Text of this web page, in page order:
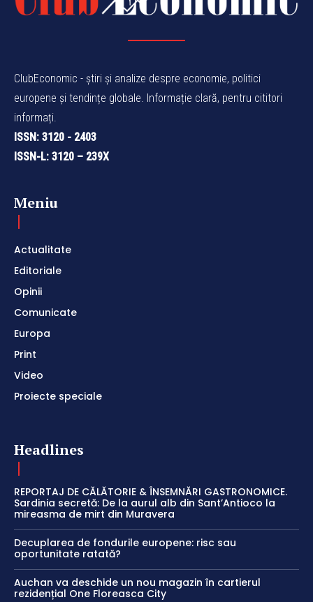
ClubEconomic - știri și analize despre economie, politici
europene și tendințe globale. Informație clară, pentru cititori
informați.
ISSN: 3120 - 2403
ISSN-L: 3120 – 239X
Meniu
Actualitate
Editoriale
Opinii
Comunicate
Europa
Print
Video
Proiecte speciale
Headlines
REPORTAJ DE CĂLĂTORIE & ÎNSEMNĂRI GASTRONOMICE.
Sardinia secretă: De la aurul alb din Sant’Antioco la
mireasma de mirt din Muravera
Decuplarea de fondurile europene: risc sau
oportunitate ratată?
Auchan va deschide un nou magazin în cartierul
rezidențial One Floreasca City